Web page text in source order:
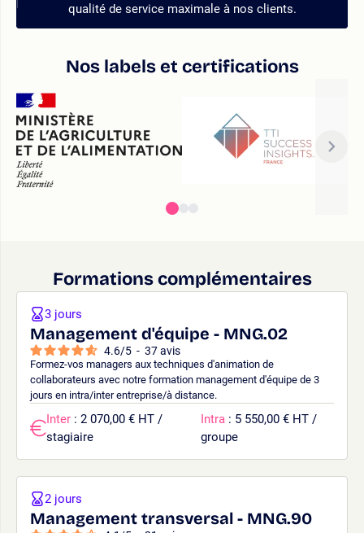
qualité de service maximale à nos clients.
Nos labels et certifications
Formations complémentaires
Management d'équipe - MNG.02
4.6/5 - 37avis
Formez-vos managers aux techniques d'animation de
collaborateurs avec notre formation management d'équipe de 3
jours en intra/inter entreprise/à distance.
3 jours
Inter : 2 070,00 € HT /
stagiaire
Intra : 5 550,00 € HT /
groupe
Management transversal - MNG.90
2 jours